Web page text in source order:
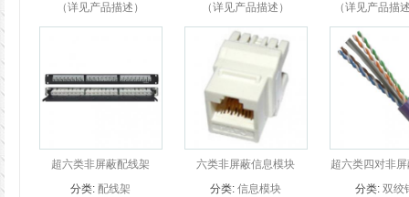
（详见产品描述）
COTEST CAT.5E屏蔽信
合ANSI/TIA/EIA-568-
（详见产品描述）
COTEST CAT.6室外充油
阻水非屏蔽线缆是专为室
外非屏蔽布线系统开发设
计的。COTEST CAT.6室
外充油阻水非屏蔽...
（详见产品描
各项性能指
ISO/IEC
TIA/
EN50173标准
的标准要
超六类非屏蔽配线架
分类: 配线架
六类非屏蔽信息模块
分类: 信息模块
超六类四对非
分类: 双绞